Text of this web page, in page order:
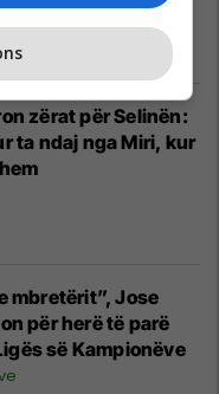
zërat për Selinën:
ta ndaj nga Miri, kur
mbretërit”, Jose
për herë të parë
së Kampionëve